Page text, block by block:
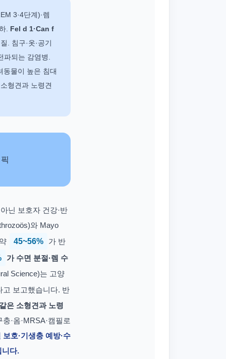
3·4단계)·렘
. Fel d 1·Can f
. 침구·옷·공기
파되는 감염병.
동물이 높은 침대
형견과 노령견
닌 보호자 건강·반
와 Mayo
45~56%
가 반
가 수면 분절·렘 수
Science)는 고양
보고했습니다. 반
은 소형견과 노령
·옴·MRSA·캠필로
호·기생충 예방·수
니다.